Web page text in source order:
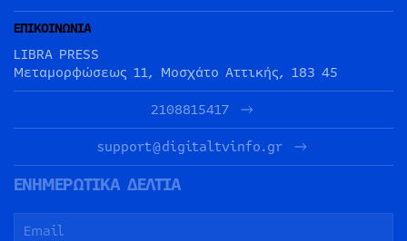
ΕΠΙΚΟΙΝΩΝΙΑ
LIBRA PRESS
Μεταμορφώσεως 11, Μοσχάτο Αττικής, 183 45
2108815417
support@digitaltvinfo.gr
ΕΝΗΜΕΡΩΤΙΚΑ ΔΕΛΤΙΑ